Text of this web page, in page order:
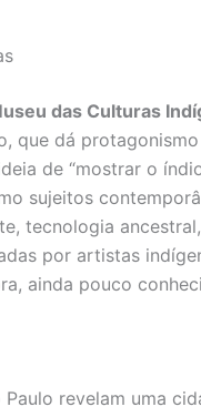
das Culturas
que dá
de “mostrar o
sujeitos
tecnologia
por artistas
ainda pouco
Paulo revelam uma